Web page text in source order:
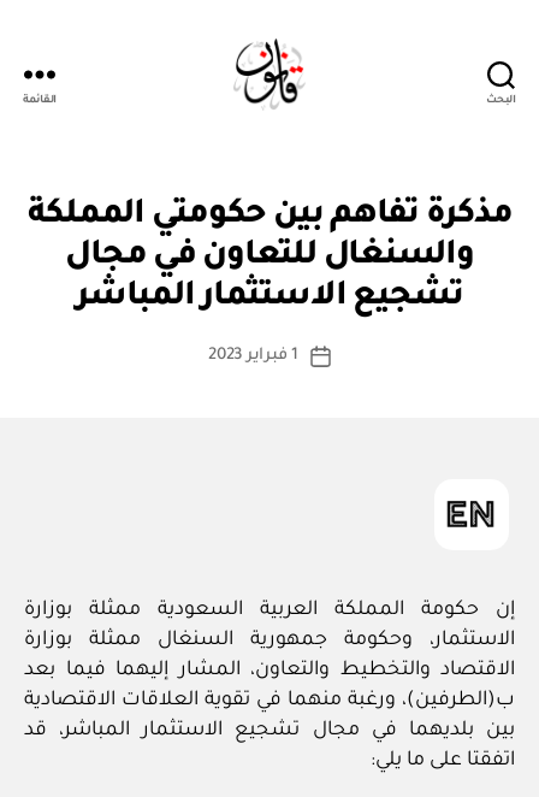
البحث القائمة
التصنيفاتن
ظمذكرة تفاهم بين حكومتي المملكة
والسنغال للتعاون في مجال
تشجيع الاستثمار المباشر
كاتب
بو
ا
س
ة
تاريخ
1 فبراير 2023
إن حكومة المملكة العربية السعودية ممثلة بوزارة
الاستثمار، وحكومة جمهورية السنغال ممثلة بوزارة
الاقتصاد والتخطيط والتعاون، المشار إليهما فيما بعد
ب(الطرفين)، ورغبة منهما في تقوية العلاقات الاقتصادية
بين بلديهما في مجال تشجيع الاستثمار المباشر، قد
اتفقتا على ما يلي: